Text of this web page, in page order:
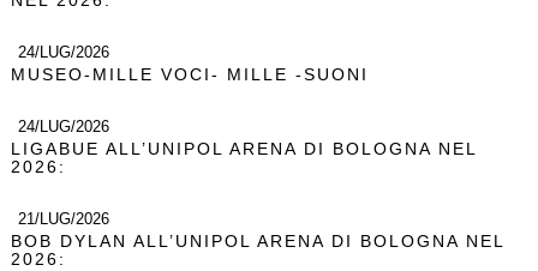
24/LUG/2026
MUSEO-MILLE VOCI- MILLE -SUONI
24/LUG/2026
LIGABUE ALL’UNIPOL ARENA DI BOLOGNA NEL
2026:
21/LUG/2026
BOB DYLAN ALL’UNIPOL ARENA DI BOLOGNA NEL
2026: